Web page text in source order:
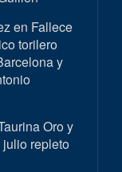
en Fallece
torilero
y
Oro y
repleto